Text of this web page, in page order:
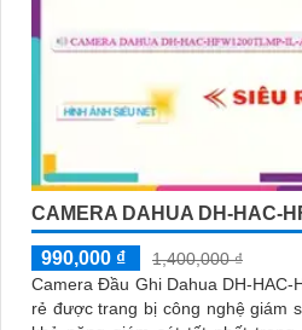
CAMERA DAHUA DH-HAC-
990,000 ₫
1,400,000 ₫
Camera Đầu Ghi Dahua DH-
rẻ được trang bị công nghệ giám